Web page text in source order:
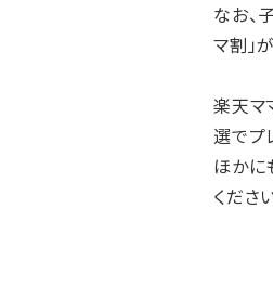
なお、
マ割」
楽天マ
選でプ
ほかに
くださ